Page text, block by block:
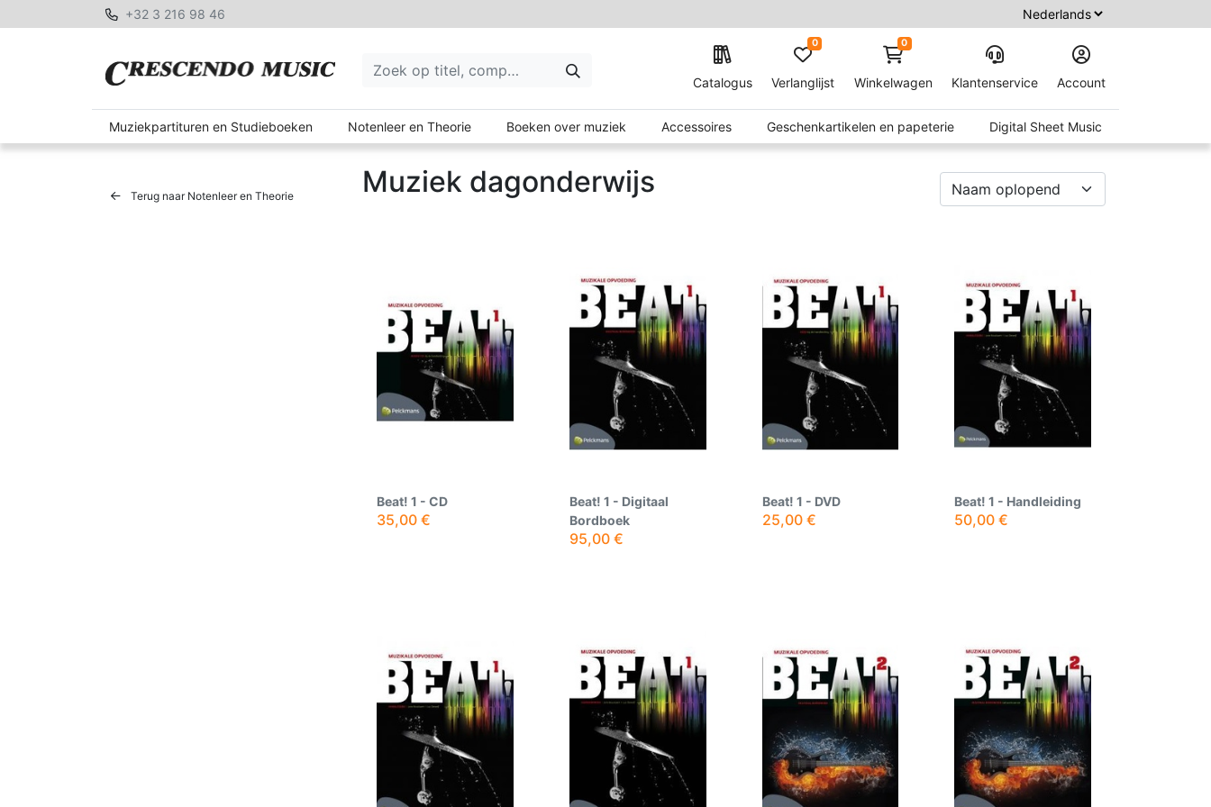
+32 3 216 98 46
Catalogus Verlanglijst
0 0
Winkelwagen Klantenservice Account
Muziekpartituren en Studieboeken Notenleer en Theorie Boeken over muziek Accessoires Geschenkartikelen en papeterie Digital Sheet Music
Terug naar Notenleer en Theorie Muziek dagonderwijs
Beat! 1 - CD
35,00 €
Beat! 1 - Digitaal
Bordboek
95,00€
Beat! 1 - DVD
25,00€
Beat! 1 - Handleiding
50,00 €